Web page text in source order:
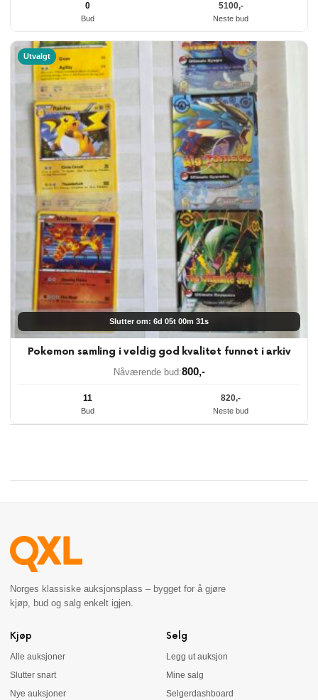
0
Bud
5100,-
Neste bud
Utvalgt
Slutter om: 6d 05t 00m 30s
Pokemon samling i veldig god kvalitet funnet i arkiv
Nåværende bud:800,-
11
Bud
820,-
Neste bud
Norges klassiske auksjonsplass – bygget for å gjøre
kjøp, bud og salg enkelt igjen.
Kjøp
Alle auksjoner
Slutter snart
Nye auksjoner
Selg
Legg ut auksjon
Mine salg
Selgerdashboard